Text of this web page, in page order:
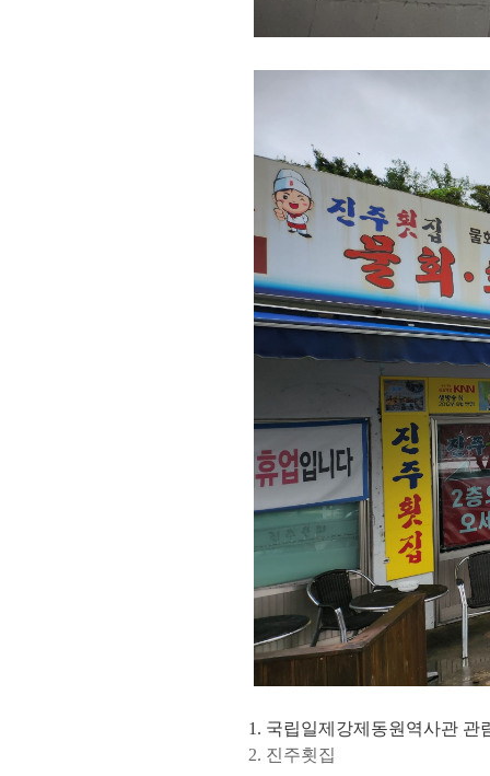
1. 국립일제강제동원역사관 관
2. 진주횟집